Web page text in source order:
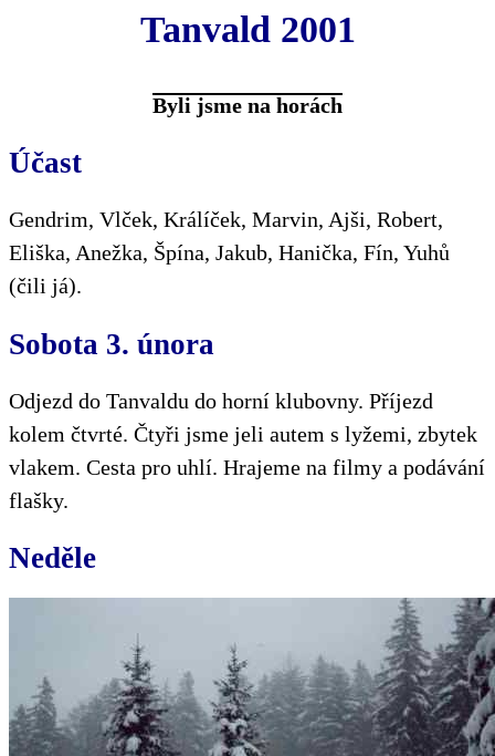
Tanvald 2001
Byli jsme na horách
Účast
Gendrim, Vlček, Králíček, Marvin, Ajši, Robert,
Eliška, Anežka, Špína, Jakub, Hanička, Fín, Yuhů
(čili já).
Sobota 3. února
Odjezd do Tanvaldu do horní klubovny. Příjezd
kolem čtvrté. Čtyři jsme jeli autem s lyžemi, zbytek
vlakem. Cesta pro uhlí. Hrajeme na filmy a podávání
flašky.
Neděle